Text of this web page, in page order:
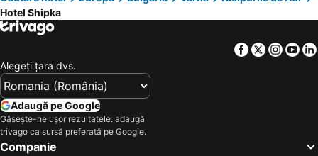
Hotel Shipka
Facebook
Twitter
Alegeţi ţara dvs.
Adaugă pe Google
Găsește-ne ușor rezultatele: adaugă
trivago ca sursă preferată pe Google.
Companie